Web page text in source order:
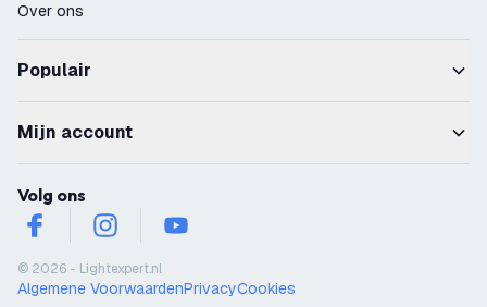
Over ons
Populair
Mijn account
Volg ons
facebookinstagramyoutube
© 2026 - Lightexpert.nl
Algemene VoorwaardenPrivacyCookies